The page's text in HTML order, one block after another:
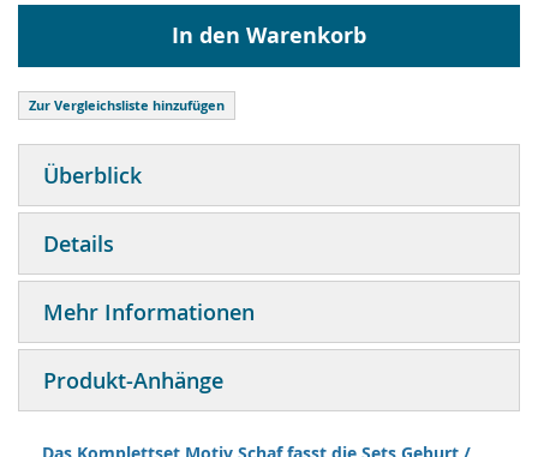
In den Warenkorb
Zur Vergleichsliste hinzufügen
Überblick
Details
Mehr Informationen
Produkt-Anhänge